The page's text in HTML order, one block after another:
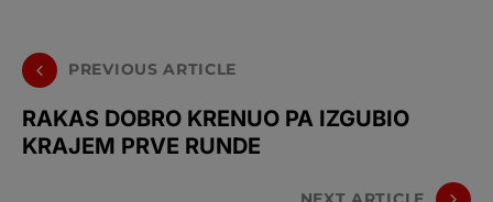
PREVIOUS ARTICLE
RAKAS DOBRO KRENUO PA IZGUBIO
KRAJEM PRVE RUNDE